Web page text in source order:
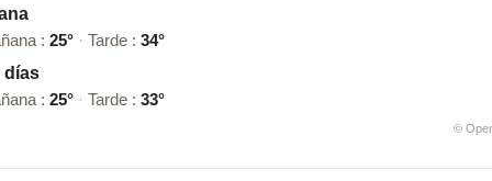
: 25° · Tarde : 34°
días
: 25° · Tarde : 33°
©